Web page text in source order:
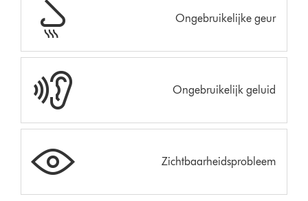
Ongebruikelijke geur
Ongebruikelijk geluid
Zichtbaarheidsprobleem